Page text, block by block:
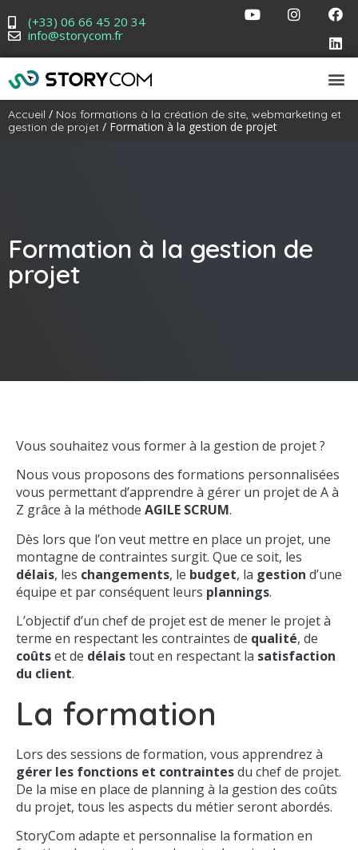
(+33) 06 66 45 20 34
info@storycom.fr
Accueil / Nos formations à la création de site, webmarketing et
gestion de projet / Formation à la gestion de projet
Formation à la gestion de
projet
Vous souhaitez vous former à la gestion de projet ?
Nous vous proposons des formations personnalisées
vous permettant d’apprendre à gérer un projet de A à
Z grâce à la méthode AGILE SCRUM.
Dès lors que l’on veut mettre en place un projet, une
montagne de contraintes surgit. Que ce soit, les
délais, les changements, le budget, la gestion d’une
équipe et par conséquent leurs plannings.
L’objectif d’un chef de projet est de mener le projet à
terme en respectant les contraintes de qualité, de
coûtset de délaistout en respectant la satisfaction
du client.
La formation
Lors des sessions de formation, vous apprendrez à
gérer les fonctions et contraintesdu chef de projet.
De la mise en place de planning à la gestion des coûts
du projet, tous les aspects du métier seront abordés.
StoryCom adapte et personnalise la formation en